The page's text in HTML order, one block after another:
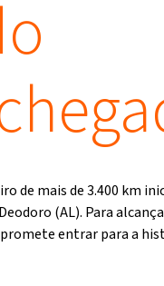
de mais de 3.400 km
(AL). Para
promete entrar para a